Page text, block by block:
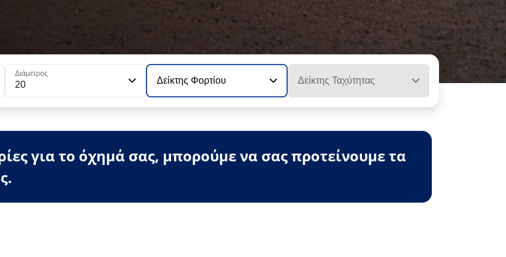
Διάμετρος
20 Δείκτης Φορτίου Δείκτης Ταχύτητας
για το όχημά σας, μπορούμε να σας προτείνουμε τα